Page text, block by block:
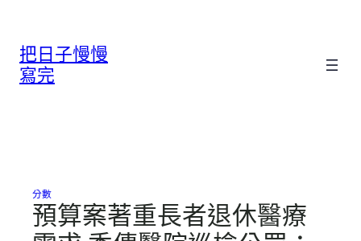
把日子慢慢
寫完
分數
預算案著重長者退休醫療